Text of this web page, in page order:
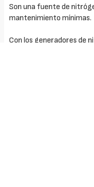
Son una fuente de
mantenimiento mínimas.
Con los generadores de